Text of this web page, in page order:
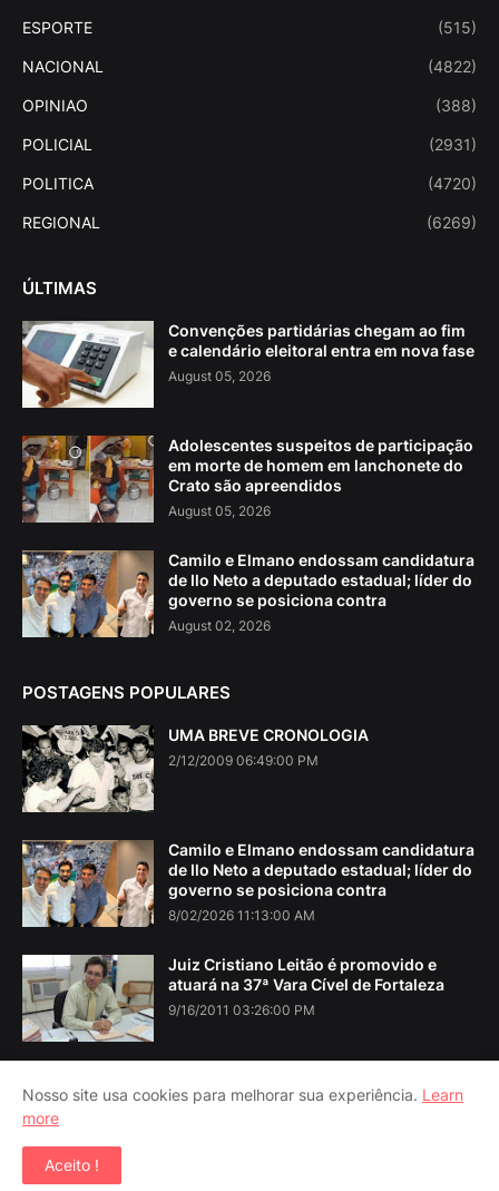
ESPORTE (515)
NACIONAL (4822)
OPINIAO (388)
POLICIAL (2931)
POLITICA (4720)
REGIONAL (6269)
ÚLTIMAS
Convenções partidárias chegam ao fim
e calendário eleitoral entra em nova fase
August 05, 2026
Adolescentes suspeitos de participação
em morte de homem em lanchonete do
Crato são apreendidos
August 05, 2026
Camilo e Elmano endossam candidatura
de Ilo Neto a deputado estadual; líder do
governo se posiciona contra
August 02, 2026
POSTAGENS POPULARES
UMA BREVE CRONOLOGIA
2/12/2009 06:49:00 PM
Camilo e Elmano endossam candidatura
de Ilo Neto a deputado estadual; líder do
governo se posiciona contra
8/02/2026 11:13:00 AM
Juiz Cristiano Leitão é promovido e
atuará na 37ª Vara Cível de Fortaleza
9/16/2011 03:26:00 PM
Nosso site usa cookies para melhorar sua experiência. Learn
more
Aceito !